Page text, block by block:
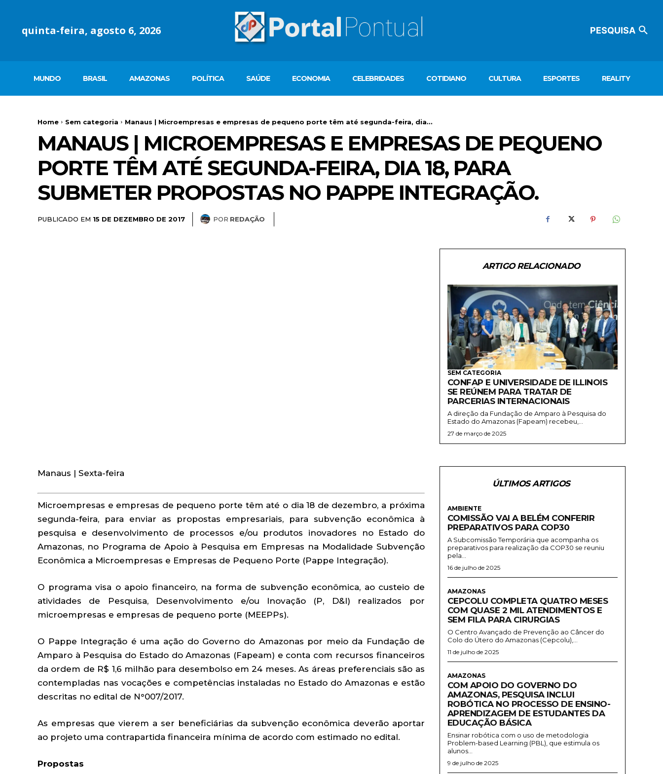
quinta-feira, agosto 6, 2026 PESQUISA
MUNDO BRASIL AMAZONAS POLÍTICA SAÚDE ECONOMIA CELEBRIDADES COTIDIANO CULTURA ESPORTES REALITY
Home Sem categoria Manaus | Microempresas e empresas de pequeno porte têm até segunda-feira, dia...
MANAUS | MICROEMPRESAS E EMPRESAS DE PEQUENO
PORTE TÊM ATÉ SEGUNDA-FEIRA, DIA 18, PARA
SUBMETER PROPOSTAS NO PAPPE INTEGRAÇÃO.
PUBLICADO EM 15 DE DEZEMBRO DE 2017 POR REDAÇÃO
ARTIGO RELACIONADO
SEM CATEGORIA
CONFAP E UNIVERSIDADE DE ILLINOIS
SE REÚNEM PARA TRATAR DE
PARCERIAS INTERNACIONAIS
A direção da Fundação de Amparo à Pesquisa do
Estado do Amazonas (Fapeam) recebeu,...
27 de março de 2025
Manaus | Sexta-feira
Microempresas e empresas de pequeno porte têm até o dia 18 de dezembro, a próxima
segunda-feira, para enviar as propostas empresariais, para subvenção econômica à
pesquisa e desenvolvimento de processos e/ou produtos inovadores no Estado do
Amazonas, no Programa de Apoio à Pesquisa em Empresas na Modalidade Subvenção
Econômica a Microempresas e Empresas de Pequeno Porte (Pappe Integração).
O programa visa o apoio financeiro, na forma de subvenção econômica, ao custeio de
atividades de Pesquisa, Desenvolvimento e/ou Inovação (P, D&I) realizados por
microempresas e empresas de pequeno porte (MEEPPs).
O Pappe Integração é uma ação do Governo do Amazonas por meio da Fundação de
Amparo à Pesquisa do Estado do Amazonas (Fapeam) e conta com recursos financeiros
da ordem de R$ 1,6 milhão para desembolso em 24 meses. As áreas preferenciais são as
contempladas nas vocações e competências instaladas no Estado do Amazonas e estão
descritas no edital de N°007/2017.
As empresas que vierem a ser beneficiárias da subvenção econômica deverão aportar
ao projeto uma contrapartida financeira mínima de acordo com estimado no edital.
Propostas
ÚLTIMOS ARTIGOS
AMBIENTE
COMISSÃO VAI A BELÉM CONFERIR
PREPARATIVOS PARA COP30
A Subcomissão Temporária que acompanha os
preparativos para realização da COP30 se reuniu
pela...
16 de julho de 2025
AMAZONAS
CEPCOLU COMPLETA QUATRO MESES
COM QUASE 2 MIL ATENDIMENTOS E
SEM FILA PARA CIRURGIAS
O Centro Avançado de Prevenção ao Câncer do
Colo do Útero do Amazonas (Cepcolu),...
11 de julho de 2025
AMAZONAS
COM APOIO DO GOVERNO DO
AMAZONAS, PESQUISA INCLUI
ROBÓTICA NO PROCESSO DE ENSINO-
APRENDIZAGEM DE ESTUDANTES DA
EDUCAÇÃO BÁSICA
Ensinar robótica com o uso de metodologia
Problem-based Learning (PBL), que estimula os
alunos...
9 de julho de 2025